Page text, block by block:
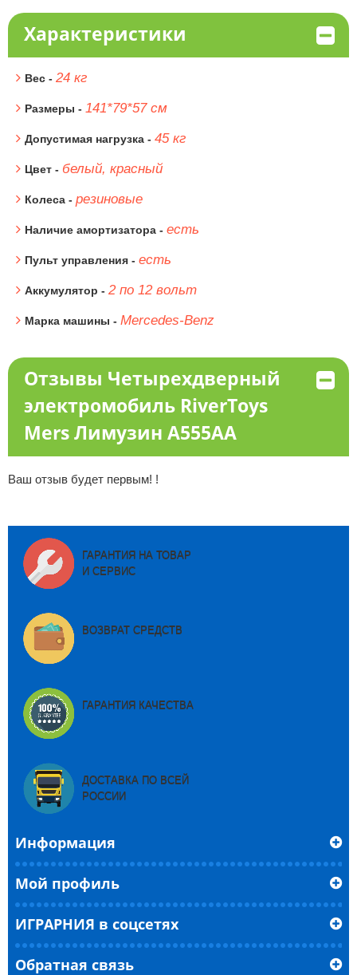
Характеристики
Вес - 24 кг
Размеры - 141*79*57 см
Допустимая нагрузка - 45 кг
Цвет - белый, красный
Колеса - резиновые
Наличие амортизатора - есть
Пульт управления - есть
Аккумулятор - 2 по 12 вольт
Марка машины - Mercedes-Benz
Отзывы Четырехдверный
электромобиль RiverToys
Mers Лимузин A555AA
Ваш отзыв будет первым! !
ГАРАНТИЯ НА ТОВАР
И СЕРВИС
ВОЗВРАТ СРЕДСТВ
ГАРАНТИЯ КАЧЕСТВА
ДОСТАВКА ПО ВСЕЙ
РОССИИ
Информация
Мой профиль
ИГРАРНИЯ в соцсетях
Обратная связь